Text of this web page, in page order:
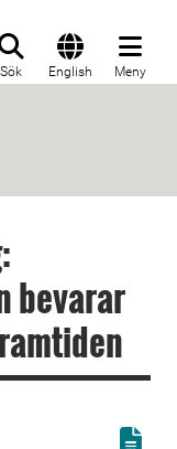
Sök English Meny
bevarar